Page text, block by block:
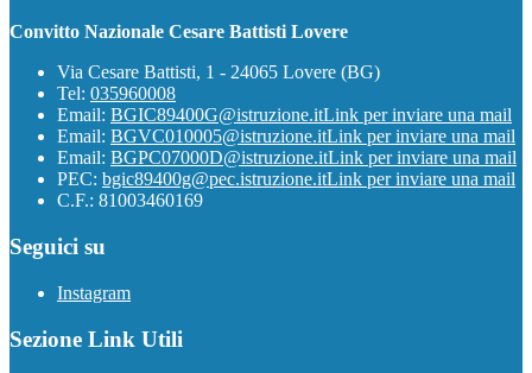
Convitto Nazionale Cesare Battisti Lovere
Via Cesare Battisti, 1 - 24065 Lovere (BG)
Tel: 035960008
Email: BGIC89400G@istruzione.itLink per inviare una mail
Email: BGVC010005@istruzione.itLink per inviare una mail
Email: BGPC07000D@istruzione.itLink per inviare una mail
PEC: bgic89400g@pec.istruzione.itLink per inviare una mail
C.F.: 81003460169
Seguici su
Instagram
Sezione Link Utili